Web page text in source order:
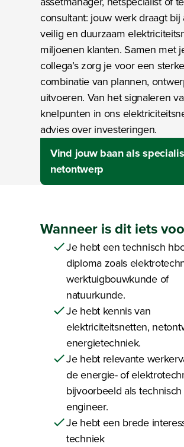
consultant: jouw werk draagt bij
veilig en duurzaam
miljoenen klanten. Samen met
collega’s zorg je voor een sterke
combinatie van plannen,
uitvoeren. Van het signaleren
knelpunten in ons
advies over investeringen.
Vind jouw baan als
netontwerp
Wanneer is ditiets
Je hebt een technisch
diploma zoals
werktuigbouwkunde of
natuurkunde.
Je hebt kennis van
elektriciteitsnetten,
energietechniek.
Je hebt relevante
de energie- of
bijvoorbeeld als technisch
engineer.
Je hebt een brede
techniek